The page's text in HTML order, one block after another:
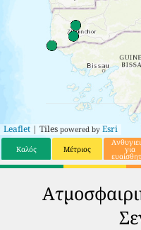
Leaflet | Tiles powered by Esri
Καλός Μέτριος για